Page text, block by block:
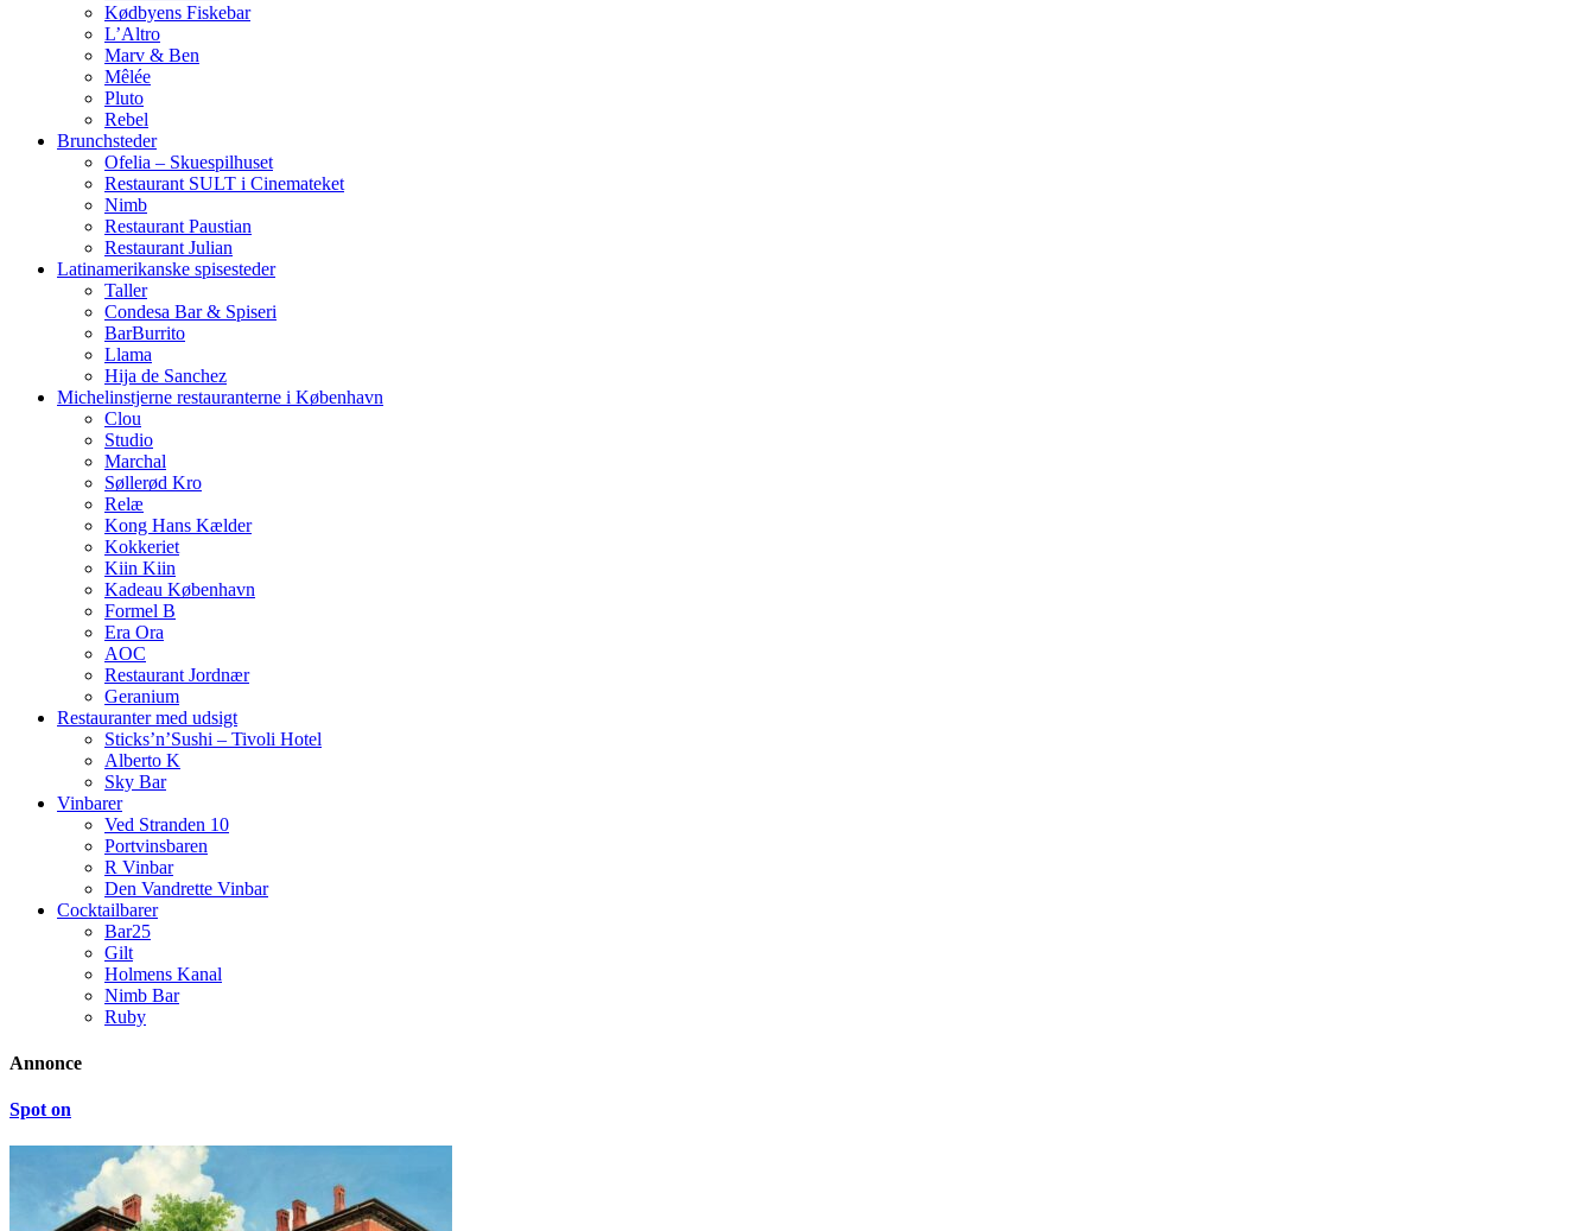
Kødbyens Fiskebar
L’Altro
Marv & Ben
Mêlée
Pluto
Rebel
Brunchsteder
Ofelia – Skuespilhuset
Restaurant SULT i Cinemateket
Nimb
Restaurant Paustian
Restaurant Julian
Latinamerikanske spisesteder
Taller
Condesa Bar & Spiseri
BarBurrito
Llama
Hija de Sanchez
Michelinstjerne restauranterne i København
Clou
Studio
Marchal
Søllerød Kro
Relæ
Kong Hans Kælder
Kokkeriet
Kiin Kiin
Kadeau København
Formel B
Era Ora
AOC
Restaurant Jordnær
Geranium
Restauranter med udsigt
Sticks’n’Sushi – Tivoli Hotel
Alberto K
Sky Bar
Vinbarer
Ved Stranden 10
Portvinsbaren
R Vinbar
Den Vandrette Vinbar
Cocktailbarer
Bar25
Gilt
Holmens Kanal
Nimb Bar
Ruby
Annonce
Spot on